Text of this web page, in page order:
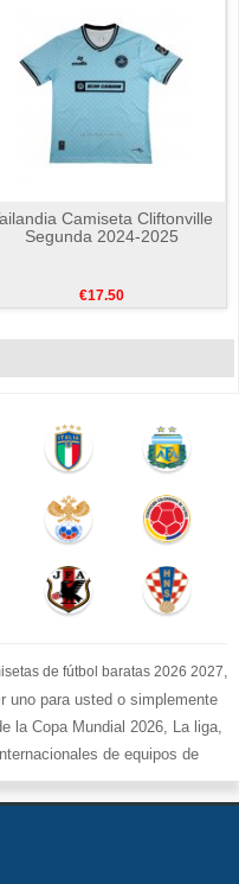
Camiseta Cliftonville
Segunda 2024-2025
€17.50
de fútbol baratas 2026 2027,
uno para usted o simplemente
la Copa Mundial 2026, La liga,
de equipos de
en la tienda deportiva
en todas las camisetas del club
todo a los precios más bajos!